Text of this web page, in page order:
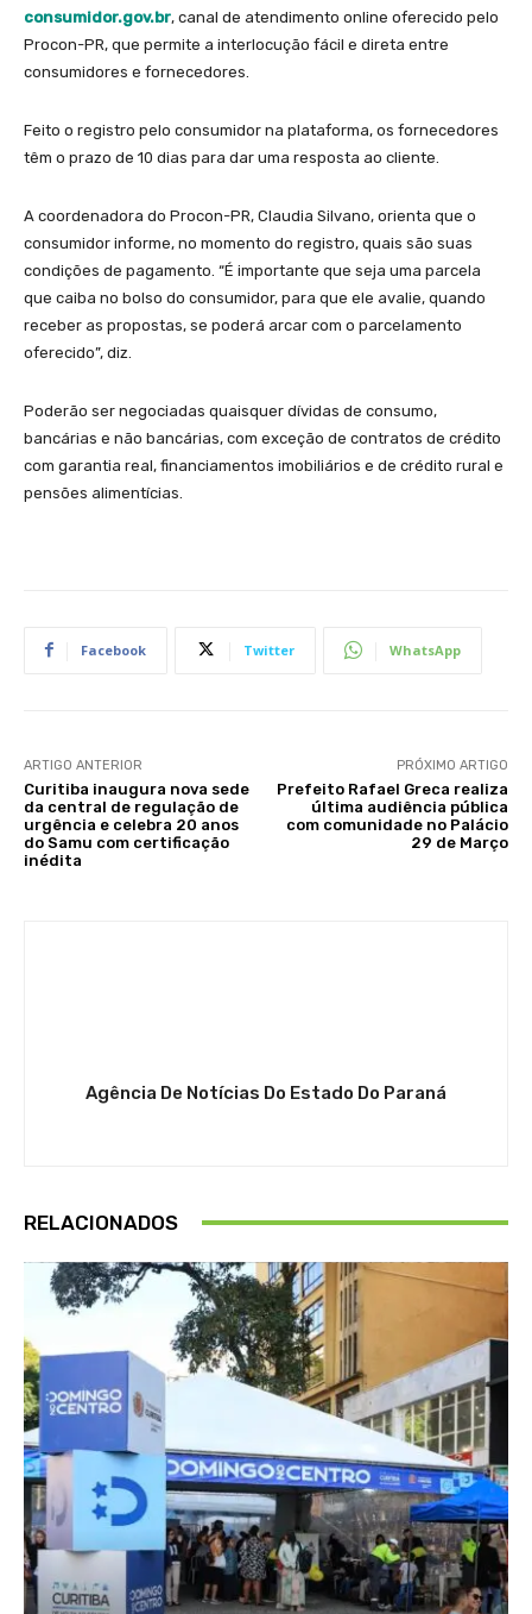
consumidor.gov.br, canal de atendimento online oferecido pelo
Procon-PR, que permite a interlocução fácil e direta entre
consumidores e fornecedores.
Feito o registro pelo consumidor na plataforma, os fornecedores
têm o prazo de 10 dias para dar uma resposta ao cliente.
A coordenadora do Procon-PR, Claudia Silvano, orienta que o
consumidor informe, no momento do registro, quais são suas
condições de pagamento. “É importante que seja uma parcela
que caiba no bolso do consumidor, para que ele avalie, quando
receber as propostas, se poderá arcar com o parcelamento
oferecido”, diz.
Poderão ser negociadas quaisquer dívidas de consumo,
bancárias e não bancárias, com exceção de contratos de crédito
com garantia real, financiamentos imobiliários e de crédito rural e
pensões alimentícias.
Facebook Twitter WhatsApp
ARTIGO ANTERIOR
Curitiba inaugura nova sede
da central de regulação de
urgência e celebra 20 anos
do Samu com certificação
inédita
PRÓXIMO ARTIGO
Prefeito Rafael Greca realiza
última audiência pública
com comunidade no Palácio
29 de Março
Agência De Notícias Do Estado Do Paraná
RELACIONADOS